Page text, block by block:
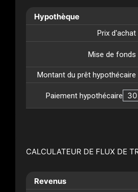
Hypothèque
Prix d'achat
Mise de fonds
Montant du prêt hypothécaire
Paiement hypothécaire
CALCULATEUR DE FLUX DE
Revenus